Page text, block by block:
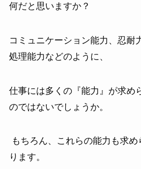
何だと思いますか？
コミュニケーション能力、忍耐
処理能力などのように、
仕事には多くの『能力』が求め
のではないでしょうか。
もちろん、これらの能力も求
ります。